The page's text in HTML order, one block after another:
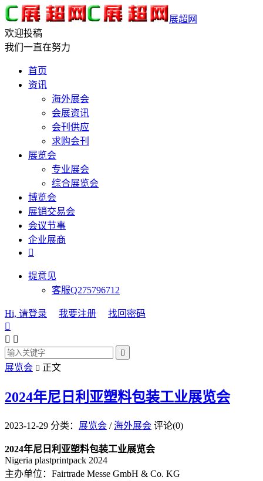
展超网
欢迎投稿
我们一直在努力
首页
资讯
海外展会
会展资讯
会刊供应
求购会刊
展览会
专业展会
综合展览会
博览会
展销交易会
会议节事
企业展商

提意见
客服Q275796712
Hi, 请登录 我要注册
找回密码

 

展览会  正文
2024年尼日利亚塑料包装工业展览会
2023-12-29 分类： 展览会 / 海外展会 评论(0)
2024年尼日利亚塑料包装工业展览会
Nigeria plastprintpack 2024
主办单位：Fairtrade Messe GmbH & Co. KG